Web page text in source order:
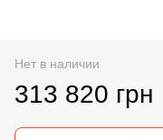
Нет в наличии
313 820 грн